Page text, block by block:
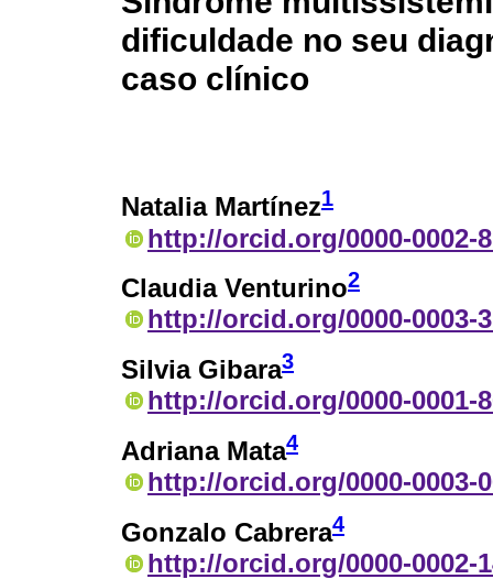
dificuldade no seu
caso clínico
Natalia Martínez1
http://orcid.org/0000-0002-
Claudia Venturino2
http://orcid.org/0000-0003-
Silvia Gibara3
http://orcid.org/0000-0001-
Adriana Mata4
http://orcid.org/0000-0003-
Gonzalo Cabrera4
http://orcid.org/0000-0002-